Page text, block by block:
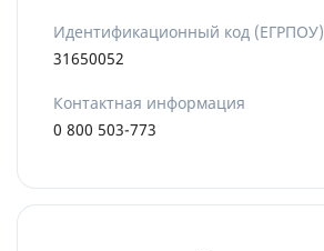
Идентификационный код (ЕГРПОУ)
31650052
Контактная информация
0 800 503-773